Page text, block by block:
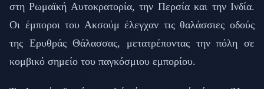
στη Ρωμαϊκή Αυτοκρατορία, την Περσία και την Ινδία.
Οι έμποροι του Ακσούμ έλεγχαν τις θαλάσσιες οδούς
της Ερυθράς Θάλασσας, μετατρέποντας την πόλη σε
κομβικό σημείο του παγκόσμιου εμπορίου.